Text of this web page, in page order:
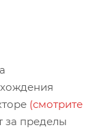
(смотрите
за пределы